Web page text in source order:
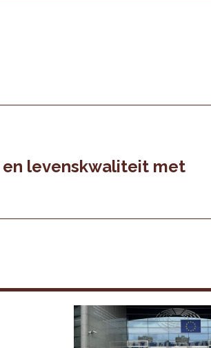
levenskwaliteit met